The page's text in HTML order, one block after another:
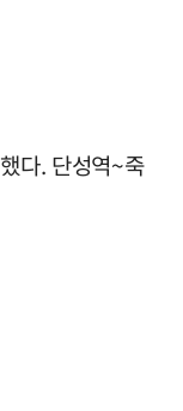
다. 단성역~죽